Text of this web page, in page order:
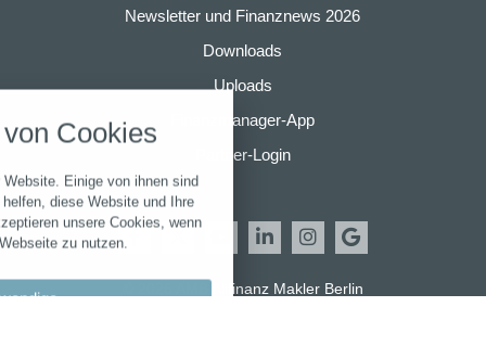
Newsletter und Finanznews 2026
Downloads
Uploads
Finanzmanager-App
Partner-Login
© 2026 AMB Allfinanz Makler Berlin
Cookies
Einige von ihnen sind
diese Website und Ihre
unsere Cookies, wenn
zu nutzen.
folgende Kategorien zu
Notwendig
Performance